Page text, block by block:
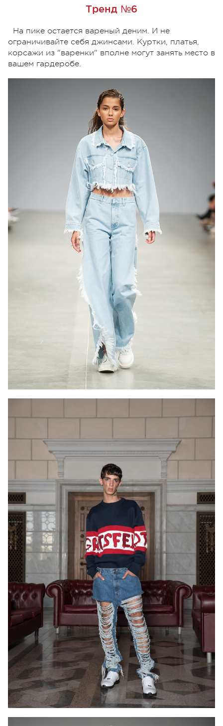
Тренд №6
На пике остается вареный деним. И не
ограничивайте себя джинсами. Куртки, платья,
корсажи из "варенки" вполне могут занять место в
вашем гардеробе.